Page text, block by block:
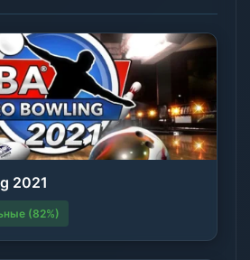
2021
(82%)